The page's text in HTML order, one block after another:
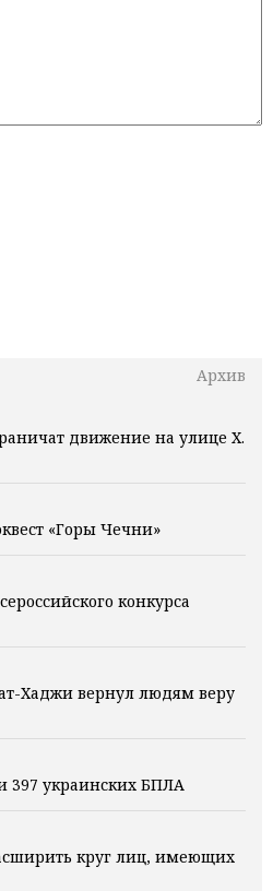
Архив
движение на улице Х.
«Горы Чечни»
конкурса
Хаджи вернул людям веру
397 украинских БПЛА
круг лиц, имеющих